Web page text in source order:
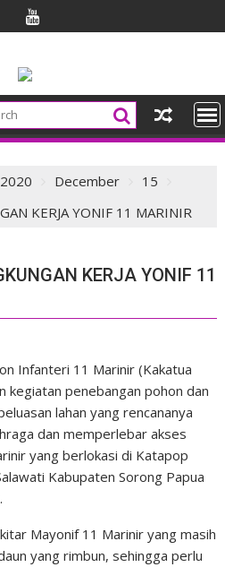
2020 December
15
KERJA YONIF 11 MARINIR
KERJA YONIF 11
Infanteri 11 Marinir (Kakatua
kegiatan penebangan pohon dan
lahan yang rencananya
dan memperlebar akses
yang berlokasi di Katapop
Kabupaten Sorong Papua
Mayonif 11 Marinir yang masih
yang rimbun, sehingga perlu